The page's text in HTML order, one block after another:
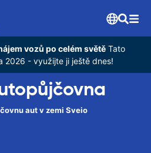
vozů po celém světě Tato
2026 - využijte ji ještě dnes!
aut v zemi Sveio